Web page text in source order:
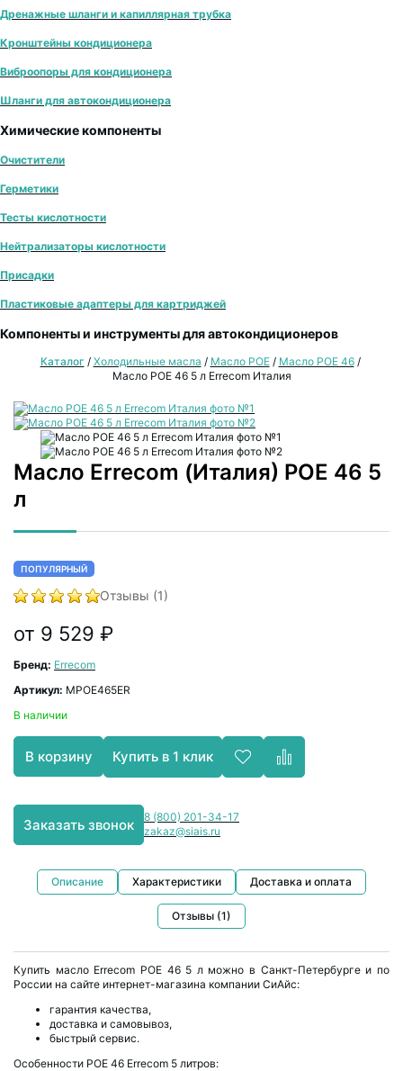
Дренажные шланги и капиллярная трубка
Кронштейны кондиционера
Виброопоры для кондиционера
Шланги для автокондиционера
Химические компоненты
Очистители
Герметики
Тесты кислотности
Нейтрализаторы кислотности
Присадки
Пластиковые адаптеры для картриджей
Компоненты и инструменты для автокондиционеров
Каталог / Холодильные масла / Масло POE/ Масло POE 46/
Масло POE 46 5 л Errecom Италия
Масло Errecom (Италия) POE 46 5
л
ПОПУЛЯРНЫЙ
Отзывы (1)
от 9 529 ₽
Бренд: Errecom
Артикул: MPOE465ER
В наличии
В корзину Купить в 1 клик
Заказать звонок
8 (800) 201-34-17
zakaz@siais.ru
Описание Характеристики Доставка и оплата
Отзывы (1)
Купить масло Errecom POE 46 5 л можно в Санкт-Петербурге и по
России на сайте интернет-магазина компании СиАйс:
гарантия качества,
доставка и самовывоз,
быстрый сервис.
Особенности POE 46 Errecom 5 литров: